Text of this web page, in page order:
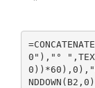
0"),"°